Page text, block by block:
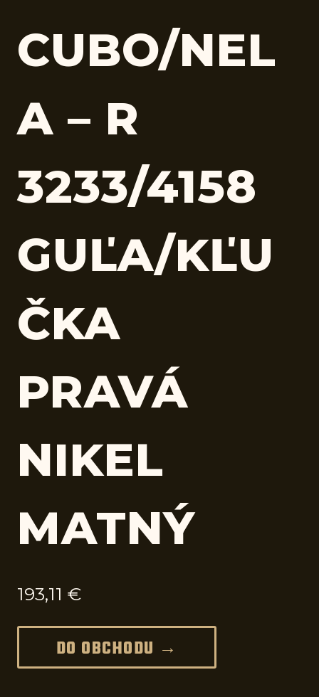
CUBO/NEL
A – R
3233/4158
GUĽA/KĽU
ČKA
PRAVÁ
NIKEL
MATNÝ
193,11 €
DO OBCHODU →